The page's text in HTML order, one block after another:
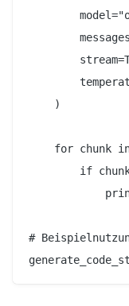
    )
for chunk
if
#